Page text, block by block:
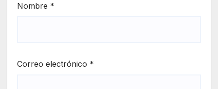
Nombre *
Correo electrónico *